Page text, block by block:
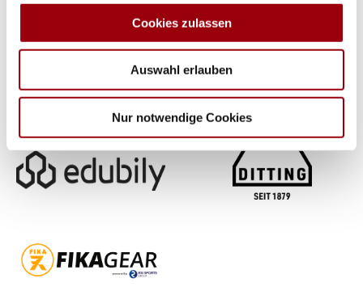
soziale Medien, Werbung und Analysen weiter. Unsere
Partner führen diese Informationen möglicherweise mit
weiteren Daten zusammen, die Sie ihnen bereitgestellt
haben oder die sie im Rahmen Ihrer Nutzung der Dienste
Cookies zulassen
Auswahl erlauben
Nur notwendige Cookies